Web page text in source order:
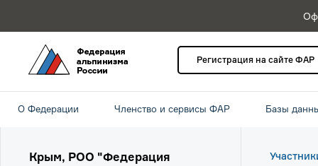
Регистрация на сайте ФАР
О Федерации Членство и сервисы ФАР Базы
Крым, РОО "Федерация